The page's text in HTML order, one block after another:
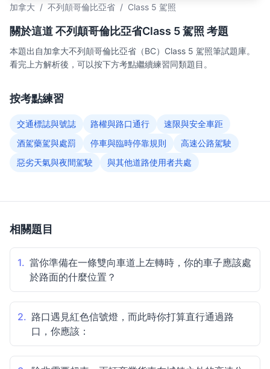
加拿大 / 不列顛哥倫比亞省 / Class 5 駕照
關於這道 不列顛哥倫比亞省Class 5 駕照 考題
本題出自加拿大不列顛哥倫比亞省（BC）Class 5 駕照筆試題庫。
看完上方解析後，可以按下方考點繼續練習同類題目。
按考點練習
交通標誌與號誌 路權與路口通行
速限與安全車距
酒駕藥駕與處罰
停車與臨時停靠規則
高速公路駕駛
惡劣天氣與夜間駕駛
與其他道路使用者共處
相關題目
1. 當你準備在一條雙向車道上左轉時，你的車子應該處
於路面的什麼位置？
2. 路口遇見紅色信號燈，而此時你打算直行通過路
口，你應該：